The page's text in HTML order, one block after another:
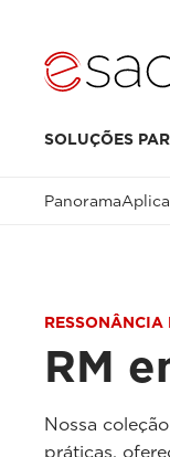
SOLUÇÕES
Panorama
RESSONÂNCIA
RM
Nossa
práticas,